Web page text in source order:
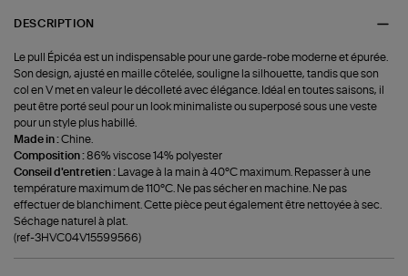
DESCRIPTION
Le pull Épicéa est un indispensable pour une garde-robe moderne et épurée.
Son design, ajusté en maille côtelée, souligne la silhouette, tandis que son
col en V met en valeur le décolleté avec élégance. Idéal en toutes saisons, il
peut être porté seul pour un look minimaliste ou superposé sous une veste
pour un style plus habillé.
Made in :Chine.
Composition :86% viscose 14% polyester
Conseil d'entretien :
Lavage à la main à 40°C maximum. Repasser à une
température maximum de 110°C. Ne pas sécher en machine. Ne pas
effectuer de blanchiment. Cette pièce peut également être nettoyée à sec.
Séchage naturel à plat.
(ref-3HVC04V15599566)